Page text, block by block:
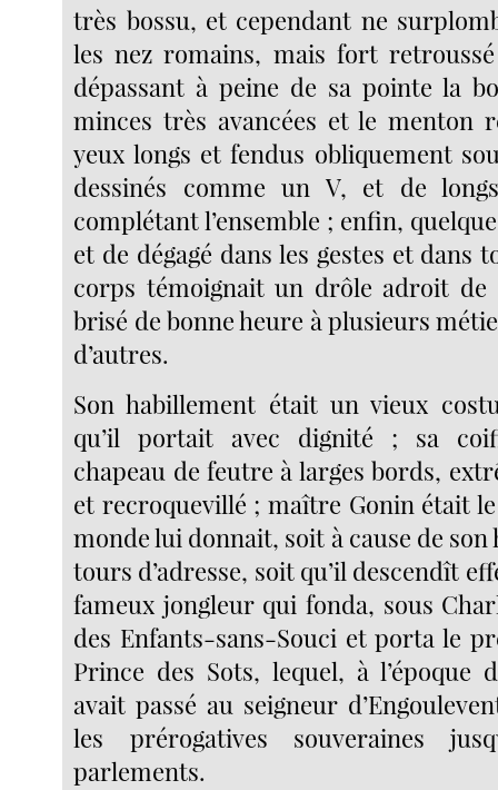
très bossu, et cependant ne
les nez romains, mais fort
dépassant à peine de sa pointe la
minces très avancées et le menton
yeux longs et fendus obliquement
dessinés comme un V, et de
complétant l’ensemble ; enfin,
et de dégagé dans les gestes et dans
corps témoignait un drôle adroit de
brisé de bonne heure à plusieurs
d’autres.
Son habillement était un vieux
qu’il portait avec dignité ; sa
chapeau de feutre à larges bords,
et recroquevillé ; maître Gonin était
monde lui donnait, soit à cause de son
tours d’adresse, soit qu’il descendît
fameux jongleur qui fonda, sous
des Enfants-sans-Souci et porta le
Prince des Sots, lequel, à l’époque
avait passé au seigneur
les prérogatives souveraines
parlements.